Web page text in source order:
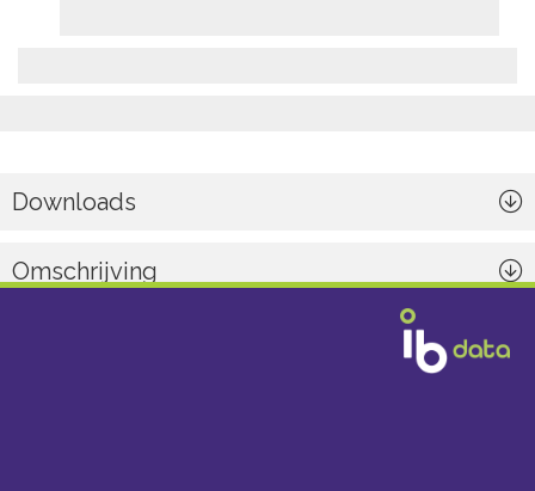
Downloads
Omschrijving